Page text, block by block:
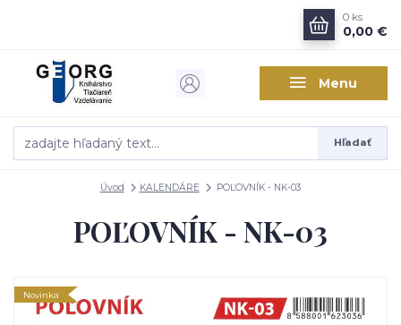
Menu
Hľadať
0 ks
0,00 €
Úvod KALENDÁRE POĽOVNÍK - NK-03
POĽOVNÍK - NK-03
Novinka